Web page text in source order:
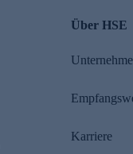
Über HSE
Karriere